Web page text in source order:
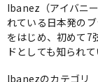
エレキギ
ベース
Ibanez（アイバニ
れている日本発の
をはじめ、初めて7
ドとしても知られて
Ibanezのカテゴリ